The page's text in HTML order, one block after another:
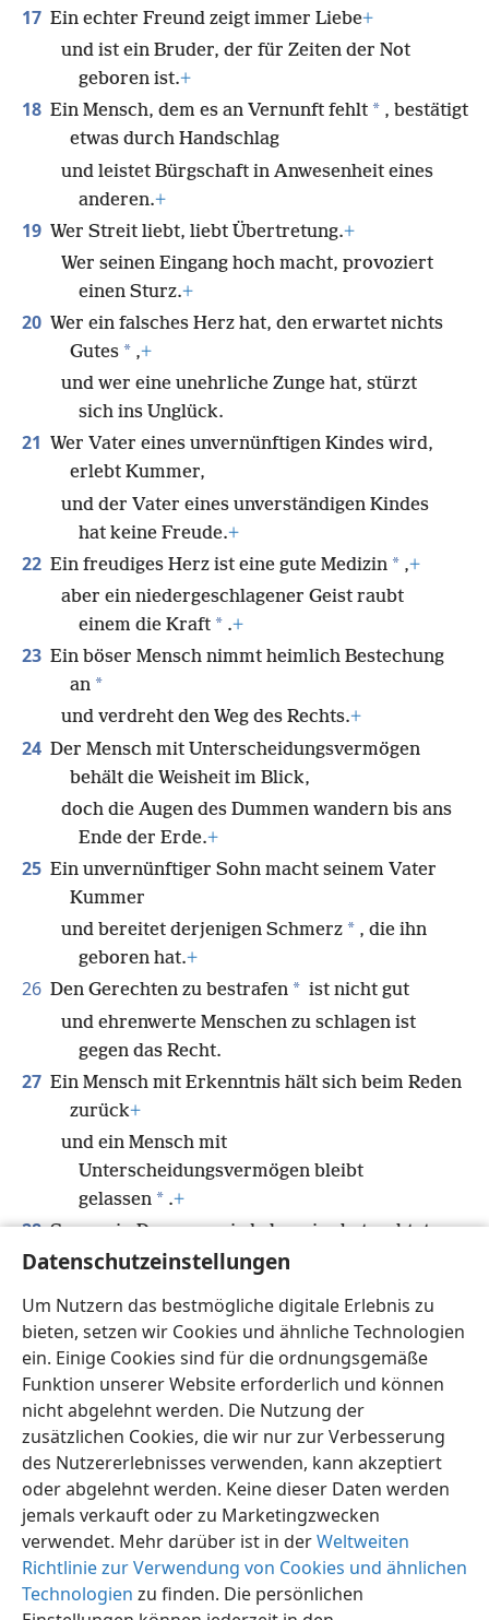
Datenschutzeinstellungen
Um Nutzern das bestmögliche digitale Erlebnis zu
bieten, setzen wir Cookies und ähnliche Technologien
ein. Einige Cookies sind für die ordnungsgemäße
Funktion unserer Website erforderlich und können
nicht abgelehnt werden. Die Nutzung der
zusätzlichen Cookies, die wir nur zur Verbesserung
des Nutzererlebnisses verwenden, kann akzeptiert
oder abgelehnt werden. Keine dieser Daten werden
jemals verkauft oder zu Marketingzwecken
verwendet. Mehr darüber ist in derWeltweiten
Richtlinie zur Verwendung von Cookies und ähnlichen
Technologien zu finden. Die persönlichen
17 Ein echter Freund zeigt immer Liebe+
und ist ein Bruder, der für Zeiten der Not
geboren ist.+
18 Ein Mensch, dem es an Vernunft fehlt * , bestätigt
etwas durch Handschlag
und leistet Bürgschaft in Anwesenheit eines
anderen.+
19 Wer Streit liebt, liebt Übertretung.+
Wer seinen Eingang hoch macht, provoziert
einen Sturz.+
20 Wer ein falsches Herz hat, den erwartet nichts
Gutes * ,+
und wer eine unehrliche Zunge hat, stürzt
sich ins Unglück.
21 Wer Vater eines unvernünftigen Kindes wird,
erlebt Kummer,
und der Vater eines unverständigen Kindes
hat keine Freude.+
22 Ein freudiges Herz ist eine gute Medizin * ,+
aber ein niedergeschlagener Geist raubt
einem die Kraft * .+
23 Ein böser Mensch nimmt heimlich Bestechung
an *
und verdreht den Weg des Rechts.+
24 Der Mensch mit Unterscheidungsvermögen
behält die Weisheit im Blick,
doch die Augen des Dummen wandern bis ans
Ende der Erde.+
25 Ein unvernünftiger Sohn macht seinem Vater
Kummer
und bereitet derjenigen Schmerz * , die ihn
geboren hat.+
26 Den Gerechten zu bestrafen * ist nicht gut
und ehrenwerte Menschen zu schlagen ist
gegen das Recht.
27 Ein Mensch mit Erkenntnis hält sich beim Reden
zurück+
und ein Mensch mit
Unterscheidungsvermögen bleibt
gelassen * .+
28 Sogar ein Dummer wird als weise betrachtet,
wenn er schweigt,
verständig.
Deutsch Teilen Einstellungen
Copyright© 2026 Watch Tower Bible and Tract Society of Pennsylvania
Nutzungsbedingungen
Datenschutzerklärung
Datenschutzeinstellungen
JW.ORG Anmelden